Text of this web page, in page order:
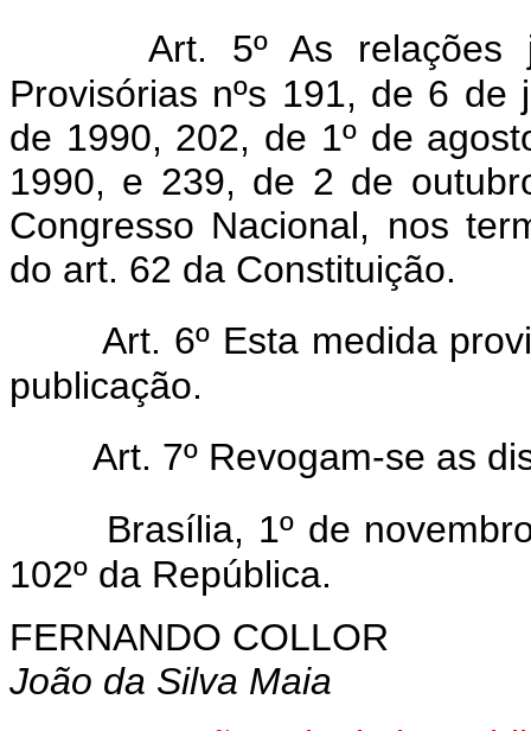
Art. 5º As relações
Provisórias nºs 191, de 6
de 1990, 202, de 1º de
1990, e 239, de 2 de
Congresso Nacional, nos
do art. 62 da Constituição.
Art. 6º Esta medida
publicação.
Art. 7º Revogam-se as
Brasília, 1º de
102º da República.
FERNANDO COLLOR
João da Silva Maia